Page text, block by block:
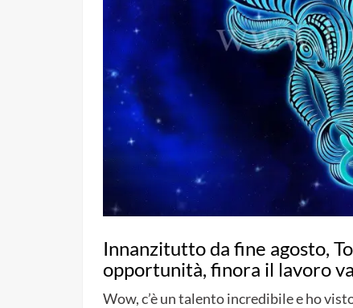
Innanzitutto da fine agosto,
opportunità, finora il lavoro
Wow, c’è un talento incredibile e ho